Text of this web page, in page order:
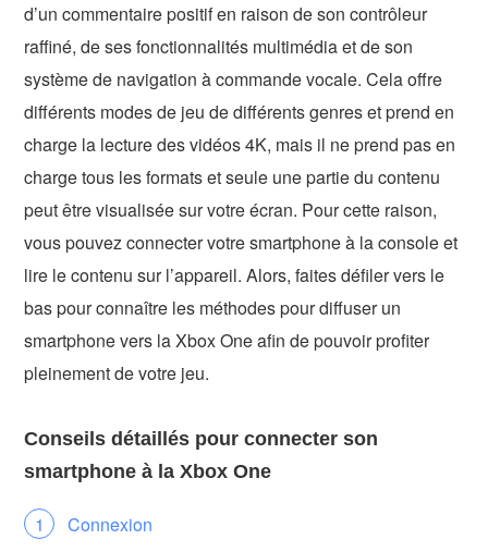
d’un commentaire positif en raison de son contrôleur
raffiné, de ses fonctionnalités multimédia et de son
système de navigation à commande vocale. Cela offre
différents modes de jeu de différents genres et prend en
charge la lecture des vidéos 4K, mais il ne prend pas en
charge tous les formats et seule une partie du contenu
peut être visualisée sur votre écran. Pour cette raison,
vous pouvez connecter votre smartphone à la console et
lire le contenu sur l’appareil. Alors, faites défiler vers le
bas pour connaître les méthodes pour diffuser un
smartphone vers la Xbox One afin de pouvoir profiter
pleinement de votre jeu.
Conseils détaillés pour connecter son
smartphone à la Xbox One
Connexion